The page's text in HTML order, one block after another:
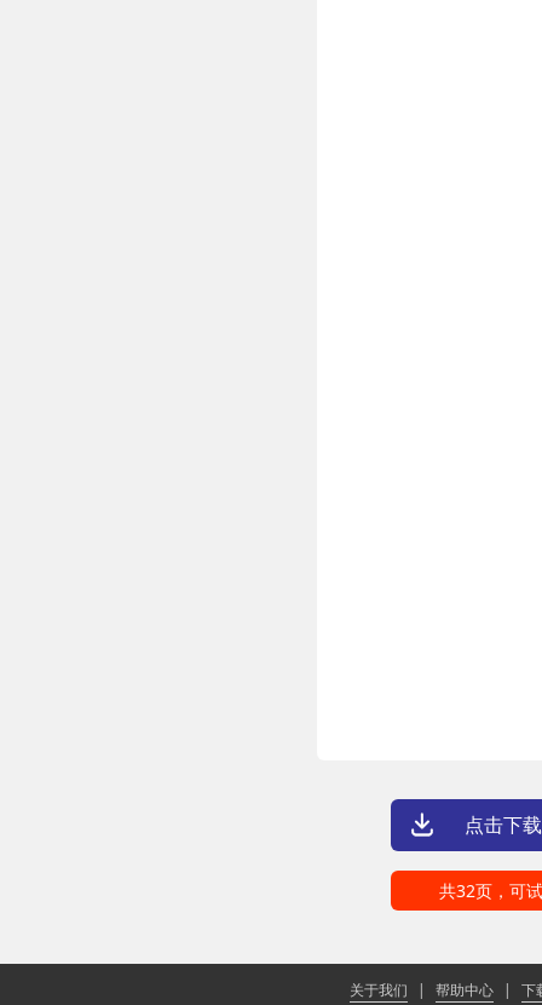
点击下
共32页，可
关于我们 | 帮助中心 | 下